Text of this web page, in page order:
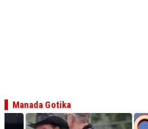
Manada Gotika